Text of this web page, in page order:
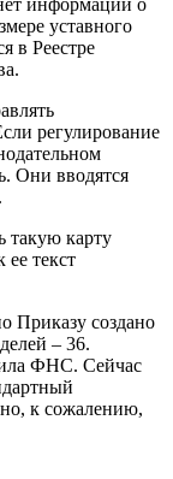
уставного
в Реестре
регулирование
Они вводятся
такую ​​карту
ее текст
Приказу создано
– 36.
ФНС. Сейчас
но, к сожалению,